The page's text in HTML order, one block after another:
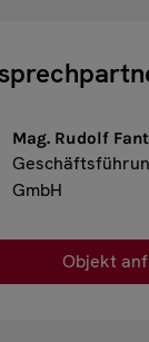
Mag. Rudolf
GmbH
Objekt